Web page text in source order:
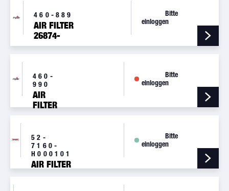
460-889
AIR FILTER
26874-
000
Bitte
einloggen
460-
990
AIR
FILTER
101760-
001
Bitte
einloggen
52-
7160-
H000101
AIR FILTER
Bitte
einloggen